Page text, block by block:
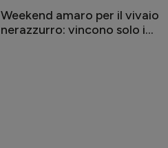
Weekend amaro per il vivaio
nerazzurro: vincono solo i